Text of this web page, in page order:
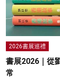
2026書展巡禮
書展2026｜從
常